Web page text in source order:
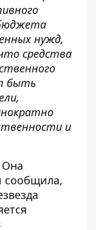
нужд,
средства
быть
и
Она
сообщила,